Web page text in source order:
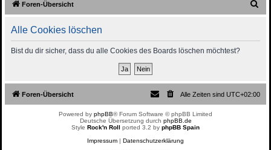
Foren-Übersicht
Alle Cookies löschen
Bist du dir sicher, dass du alle Cookies des Boards löschen möchtest?
Foren-Übersicht Alle Zeiten sind UTC+02:00
Powered by phpBB® Forum Software © phpBB Limited
Deutsche Übersetzung durch phpBB.de
Style Rock'n Roll ported 3.2 by phpBB Spain
Impressum | Datenschutzerklärung